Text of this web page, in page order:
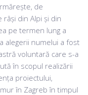
de
din Alpi și din
pe termen lung a
alegerii numelui a fost
voluntară care s-a
în scopul realizării
proiectului,
în Zagreb în timpul